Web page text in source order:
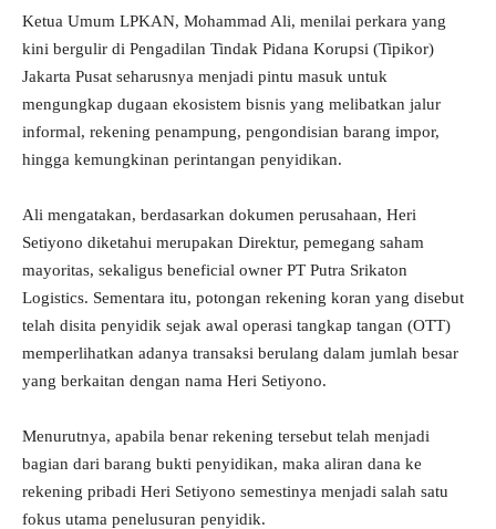
Ketua Umum LPKAN, Mohammad Ali, menilai perkara yang
kini bergulir di Pengadilan Tindak Pidana Korupsi (Tipikor)
Jakarta Pusat seharusnya menjadi pintu masuk untuk
mengungkap dugaan ekosistem bisnis yang melibatkan jalur
informal, rekening penampung, pengondisian barang impor,
hingga kemungkinan perintangan penyidikan.
Ali mengatakan, berdasarkan dokumen perusahaan, Heri
Setiyono diketahui merupakan Direktur, pemegang saham
mayoritas, sekaligus beneficial owner PT Putra Srikaton
Logistics. Sementara itu, potongan rekening koran yang disebut
telah disita penyidik sejak awal operasi tangkap tangan (OTT)
memperlihatkan adanya transaksi berulang dalam jumlah besar
yang berkaitan dengan nama Heri Setiyono.
Menurutnya, apabila benar rekening tersebut telah menjadi
bagian dari barang bukti penyidikan, maka aliran dana ke
rekening pribadi Heri Setiyono semestinya menjadi salah satu
fokus utama penelusuran penyidik.